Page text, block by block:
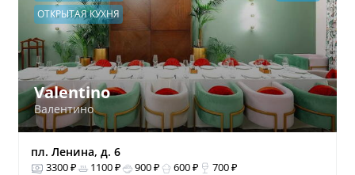
ОТКРЫТАЯ КУХНЯ
Valentino
Валентино
пл. Ленина, д. 6
3300 ₽ 1100 ₽ 900 ₽ 600 ₽ 700 ₽